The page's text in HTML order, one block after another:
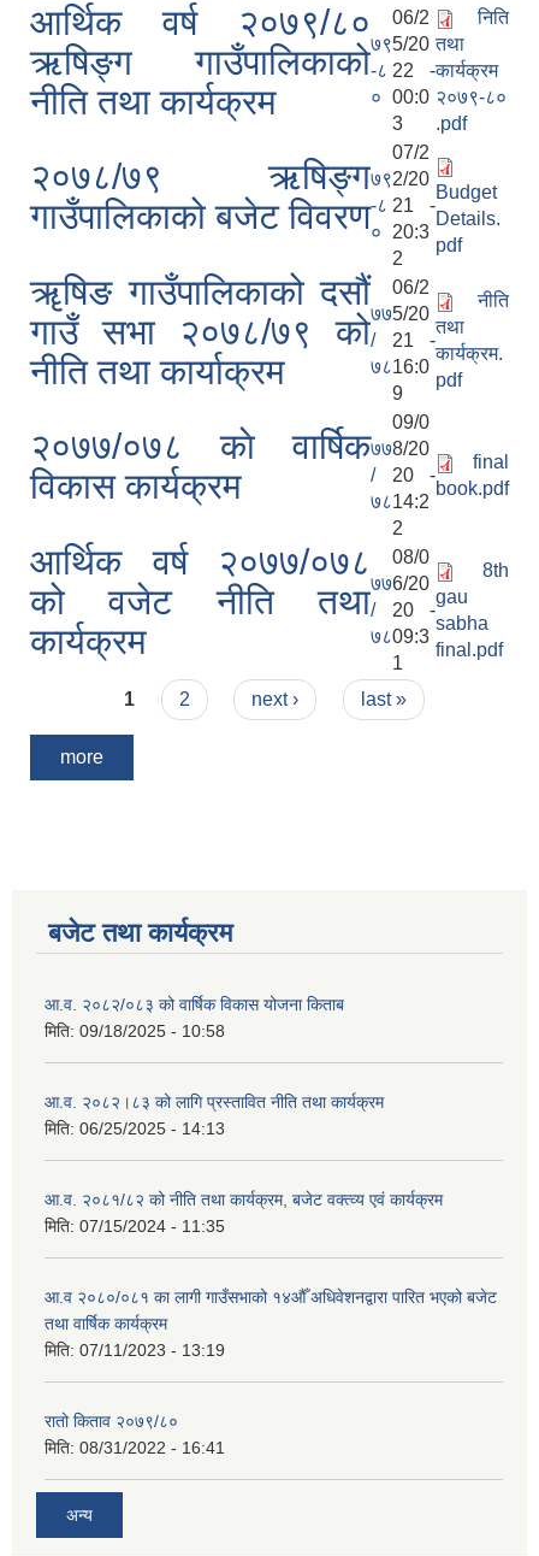
आर्थिक वर्ष २०७९/८०
ऋषिङ्ग गाउँपालिकाको
नीति तथा कार्यक्रम
७९
-८
०
06/2
5/20
22 -
00:0
3
निति
तथा
कार्यक्रम
२०७९-८०
.pdf
२०७८/७९ ऋषिङ्ग
गाउँपालिकाको बजेट विवरण
७९
-८
०
07/2
2/20
21 -
20:3
2
Budget
Details.
pdf
ॠषिङ गाउँपालिकाको दसौं
गाउँ सभा २०७८/७९ को
नीति तथा कार्याक्रम
७७
/
७८
06/2
5/20
21 -
16:0
9
नीति
तथा
कार्यक्रम.
pdf
२०७७/०७८ काे वार्षिक
विकास कार्यक्रम
७७
/
७८
09/0
8/20
20 -
14:2
2
final
book.pdf
आर्थिक वर्ष २०७७/०७८
को वजेट नीति तथा
कार्यक्रम
७७
/
७८
08/0
6/20
20 -
09:3
1
8th
gau
sabha
final.pdf
Pages
1 2 next › last »
more
बजेट तथा कार्यक्रम
आ.व. २०८२/०८३ को वार्षिक विकास योजना किताब
मिति: 09/18/2025 - 10:58
आ.व. २०८२।८३ को लागि प्रस्तावित नीति तथा कार्यक्रम
मिति: 06/25/2025 - 14:13
आ.व. २०८१/८२ को नीति तथा कार्यक्रम, बजेट वक्त्व्य एवं कार्यक्रम
मिति: 07/15/2024 - 11:35
आ.व २०८०/०८१ का लागी गाउँसभाको १४औँ अधिवेशनद्वारा पारित भएको बजेट
तथा वार्षिक कार्यक्रम
मिति: 07/11/2023 - 13:19
रातो किताव २०७९/८०
मिति: 08/31/2022 - 16:41
अन्य